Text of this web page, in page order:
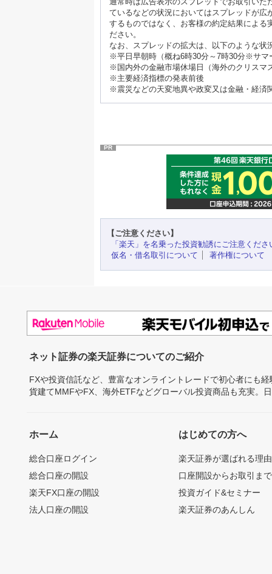
ているなどの状況においてはスプレッドが
するものではなく、お客様の約定結果によ
ださい。
なお、スプレッドの拡大は、以下のような状
※平日早朝時（概ね6時30分～7時30分※サマ
※国内外の金融市場休場日（海外のクリスマ
※主要経済指標の発表前後
※震災などの天変地異や政変又は金融・経済
PR
【ご注意ください】
「楽天」を名乗った投資勧誘にご注意くださ
仮名・借名取引について
著作権について
ネット証券の楽天証券についてのご紹介
FXや投資信託など、豊富なオンライントレードで初心者にも
貨建てMMFやFX、海外ETFなどグローバル投資商品も充実。
ホーム
総合口座ログイン
総合口座の開設
楽天FX口座の開設
法人口座の開設
はじめての方へ
楽天証券が選ばれる理由
口座開設からお取引ま
投資ガイド&セミナー
楽天証券のあんしん